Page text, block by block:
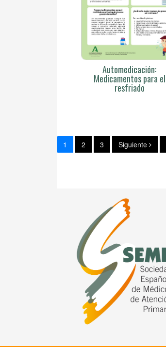
Automedicación:
Medicamentos para el
resfriado
1 2 3 Siguiente